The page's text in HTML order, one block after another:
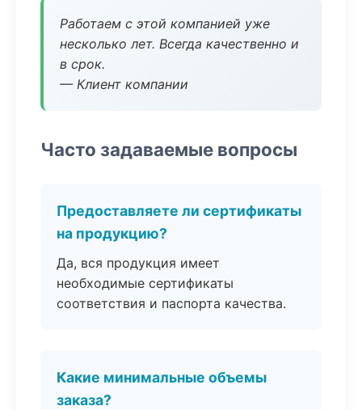
Работаем с этой компанией уже
несколько лет. Всегда качественно и
в срок.
— Клиент компании
Часто задаваемые вопросы
Предоставляете ли сертификаты
на продукцию?
Да, вся продукция имеет
необходимые сертификаты
соответствия и паспорта качества.
Какие минимальные объемы
заказа?